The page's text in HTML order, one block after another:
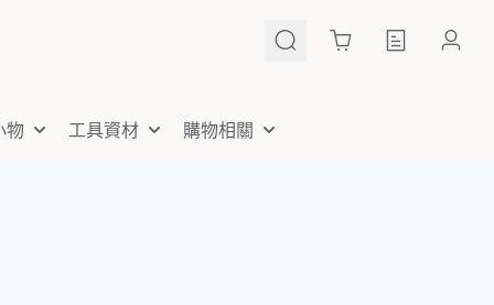
Cart
物 工具資材 購物相關